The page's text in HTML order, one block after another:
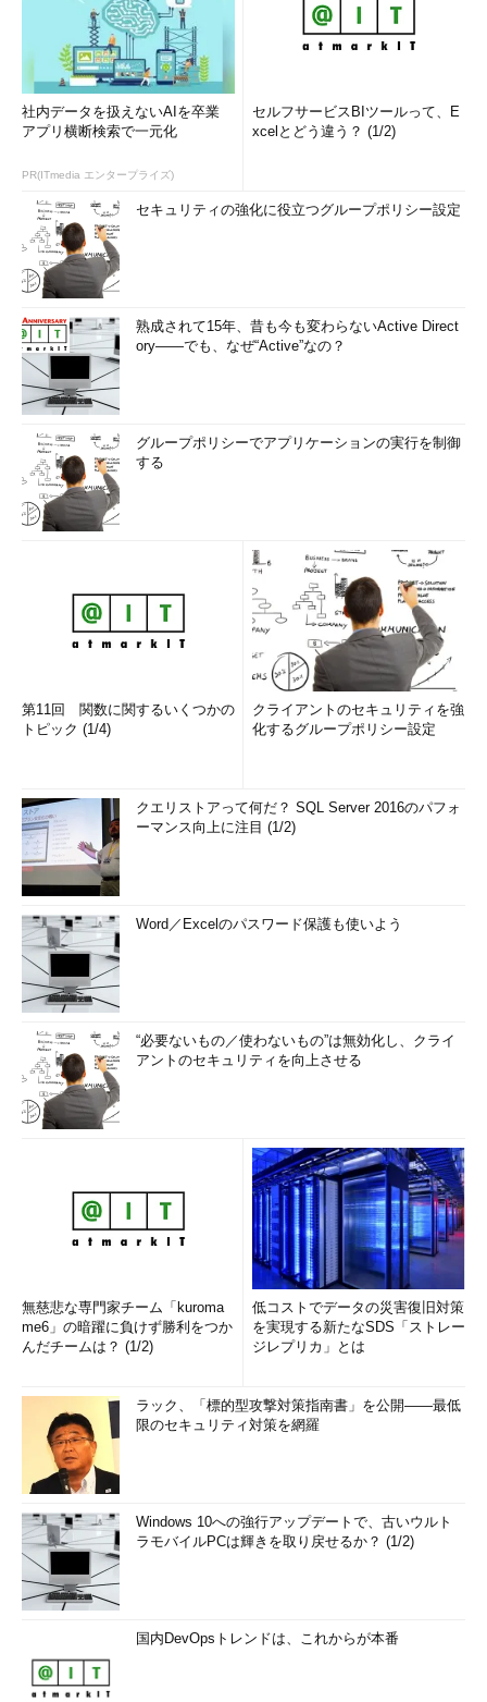
社内データを扱えないAIを卒業
アプリ横断検索で一元化
PR(ITmedia エンタープライズ)
セルフサービスBIツールって、E
xcelとどう違う？ (1/2)
セキュリティの強化に役立つグループポリシー設定
熟成されて15年、昔も今も変わらないActive Direct
ory――でも、なぜ“Active”なの？
グループポリシーでアプリケーションの実行を制御
する
第11回 関数に関するいくつかの
トピック (1/4)
クライアントのセキュリティを強
化するグループポリシー設定
クエリストアって何だ？ SQL Server 2016のパフォ
ーマンス向上に注目 (1/2)
Word／Excelのパスワード保護も使いよう
“必要ないもの／使わないもの”は無効化し、クライ
アントのセキュリティを向上させる
無慈悲な専門家チーム「kuroma
me6」の暗躍に負けず勝利をつか
んだチームは？ (1/2)
低コストでデータの災害復旧対策
を実現する新たなSDS「ストレー
ジレプリカ」とは
ラック、「標的型攻撃対策指南書」を公開――最低
限のセキュリティ対策を網羅
Windows 10への強行アップデートで、古いウルト
ラモバイルPCは輝きを取り戻せるか？ (1/2)
国内DevOpsトレンドは、これからが本番